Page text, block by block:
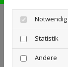
Notwendig
Statistik
Andere